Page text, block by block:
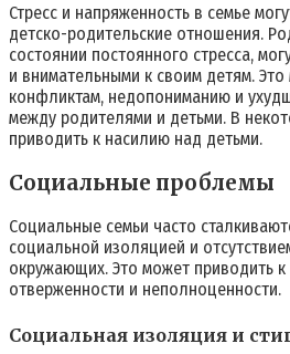
Стресс и напряженность в семье
детско-родительские отношения.
состоянии постоянного стресса,
и внимательными к своим детям.
конфликтам, недопониманию и
между родителями и детьми. В
приводить к насилию над детьми.
Социальные проблемы
Социальные семьи часто
социальной изоляцией и
окружающих. Это может приводить
отверженности и неполноценности.
Социальная изоляция и